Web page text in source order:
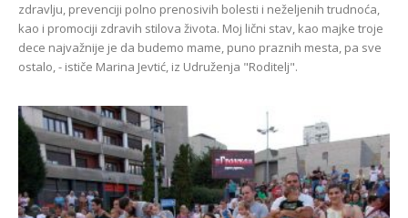
zdravlju, prevenciji polno prenosivih bolesti i neželjenih trudnoća,
kao i promociji zdravih stilova života. Moj lični stav, kao majke troje
dece najvažnije je da budemo mame, puno praznih mesta, pa sve
ostalo, - ističe Marina Jevtić, iz Udruženja "Roditelj".